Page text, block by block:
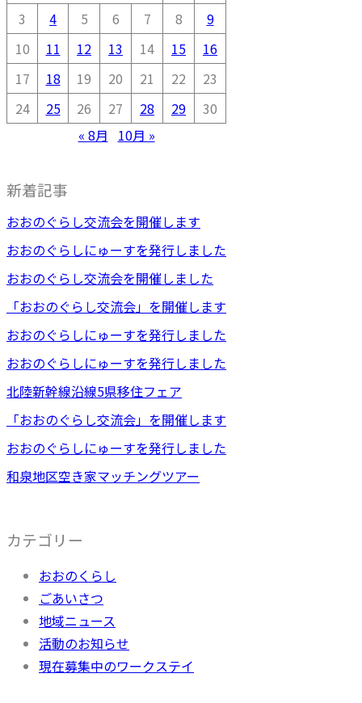
3
4 5 6 7 8
9
10
11 12 13 14 15
16
17
18 19 20 21 22
23
24
25 26 27 28 29
30
« 8月
10月 »
新着記事
おおのぐらし交流会を開催します
おおのぐらしにゅーすを発行しました
おおのぐらし交流会を開催しました
「おおのぐらし交流会」を開催します
おおのぐらしにゅーすを発行しました
おおのぐらしにゅーすを発行しました
北陸新幹線沿線5県移住フェア
「おおのぐらし交流会」を開催します
おおのぐらしにゅーすを発行しました
和泉地区空き家マッチングツアー
カテゴリー
おおのくらし
ごあいさつ
地域ニュース
活動のお知らせ
現在募集中のワークステイ